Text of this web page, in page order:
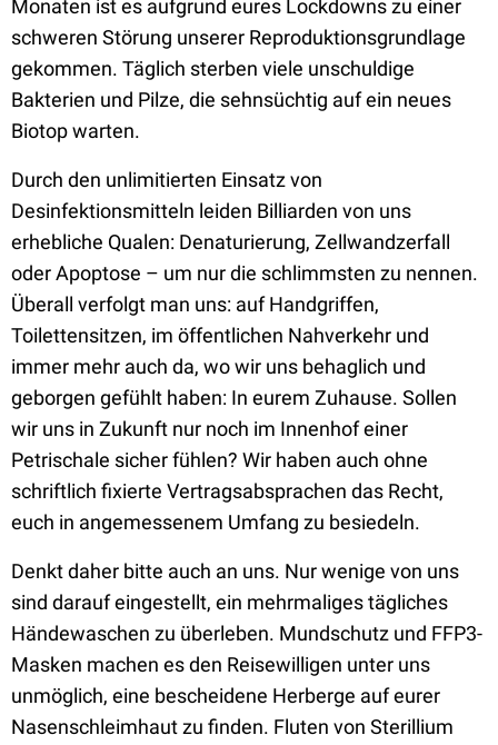
Monaten ist es aufgrund eures Lockdowns zu einer
schweren Störung unserer Reproduktionsgrundlage
gekommen. Täglich sterben viele unschuldige
Bakterien und Pilze, die sehnsüchtig auf ein neues
Biotop warten.
Durch den unlimitierten Einsatz von
Desinfektionsmitteln leiden Billiarden von uns
erhebliche Qualen: Denaturierung, Zellwandzerfall
oder Apoptose – um nur die schlimmsten zu nennen.
Überall verfolgt man uns: auf Handgriffen,
Toilettensitzen, im öffentlichen Nahverkehr und
immer mehr auch da, wo wir uns behaglich und
geborgen gefühlt haben: In eurem Zuhause. Sollen
wir uns in Zukunft nur noch im Innenhof einer
Petrischale sicher fühlen? Wir haben auch ohne
schriftlich fixierte Vertragsabsprachen das Recht,
euch in angemessenem Umfang zu besiedeln.
Denkt daher bitte auch an uns. Nur wenige von uns
sind darauf eingestellt, ein mehrmaliges tägliches
Händewaschen zu überleben. Mundschutz und FFP3-
Masken machen es den Reisewilligen unter uns
unmöglich, eine bescheidene Herberge auf eurer
Nasenschleimhaut zu finden. Fluten von Sterillium